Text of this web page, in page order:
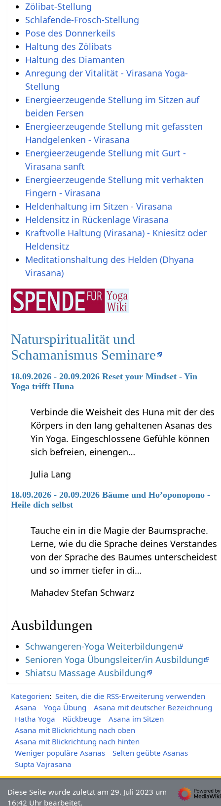
Zölibat-Stellung
Schlafende-Frosch-Stellung
Pose des Donnerkeils
Haltung des Zölibats
Haltung des Diamanten
Anregung der Vitalität - Virasana Yoga-
Stellung
Energieerzeugende Stellung im Sitzen auf
beiden Fersen
Energieerzeugende Stellung mit gefassten
Handgelenken - Virasana
Energieerzeugende Stellung mit Gurt -
Virasana sanft
Energieerzeugende Stellung mit verhakten
Fingern - Virasana
Heldenhaltung im Sitzen - Virasana
Heldensitz in Rückenlage Virasana
Kraftvolle Haltung (Virasana) - Kniesitz oder
Heldensitz
Meditationshaltung des Helden (Dhyana
Virasana)
Naturspiritualität und
Schamanismus Seminare
18.09.2026 - 20.09.2026 Reset your Mindset - Yin
Yoga trifft Huna
Verbinde die Weisheit des Huna mit der des
Körpers in den lang gehaltenen Asanas des
Yin Yoga. Eingeschlossene Gefühle können
sich befreien, einengen…
Julia Lang
18.09.2026 - 20.09.2026 Bäume und Ho’oponopono -
Heile dich selbst
Tauche ein in die Magie der Baumsprache.
Lerne, wie du die Sprache deines Verstandes
von der Sprache des Baumes unterscheidest
und so immer tiefer in di…
Mahadev Stefan Schwarz
Ausbildungen
Schwangeren-Yoga Weiterbildungen
Senioren Yoga Übungsleiter/in Ausbildung
Shiatsu Massage Ausbildung
Kategorien: Seiten, die die RSS-Erweiterung verwenden
Asana
Yoga Übung
Asana mit deutscher Bezeichnung
Hatha Yoga
Rückbeuge
Asana im Sitzen
Asana mit Blickrichtung nach oben
Asana mit Blickrichtung nach hinten
Weniger populäre Asanas
Selten geübte Asanas
Supta Vajrasana
Diese Seite wurde zuletzt am 29. Juli 2023 um
16:42 Uhr bearbeitet.